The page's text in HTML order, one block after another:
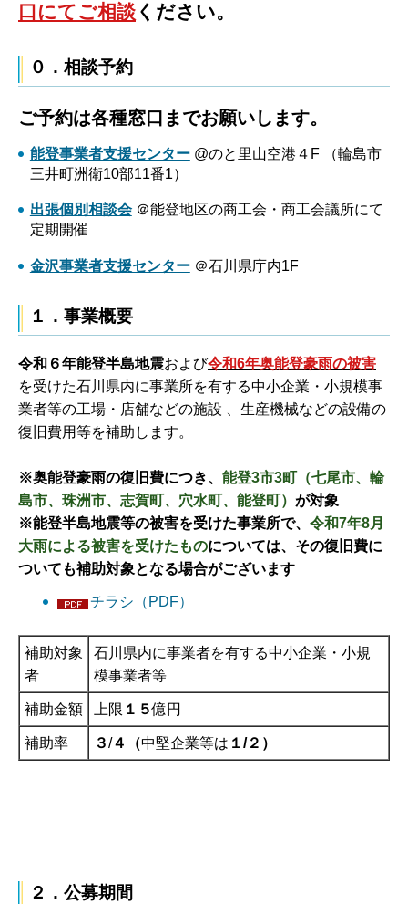
口にてご相談 ください。
０．相談予約
ご予約は各種窓口までお願いします。
能登事業者支援センター@のと里山空港４F （輪島市
三井町洲衛10部11番1）
出張個別相談会＠能登地区の商工会・商工会議所にて
定期開催
金沢事業者支援センター＠石川県庁内1F
１．事業概要
令和６年能登半島地震および令和6年奥能登豪雨の被害
を受けた石川県内に事業所を有する中小企業・小規模事
業者等の工場・店舗などの施設 、生産機械などの設備の
復旧費用等を補助します。
※奥能登豪雨の復旧費につき、 能登3市3町（七尾市、輪
島市、珠洲市、志賀町、穴水町、能登町） が対象
※能登半島地震等の被害を受けた事業所で、 令和7年8月
大雨による被害を受けたものについては、その復旧費に
ついても補助対象となる場合がございます
チラシ（PDF）
補助対象
者
石川県内に事業者を有する中小企業・小規
模事業者等
補助金額 上限 １５億円
補助率 ３/４（中堅企業等は １/２）
２．公募期間